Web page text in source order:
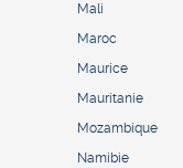
Mali
Maroc
Maurice
Mauritanie
Mozambique
Namibie